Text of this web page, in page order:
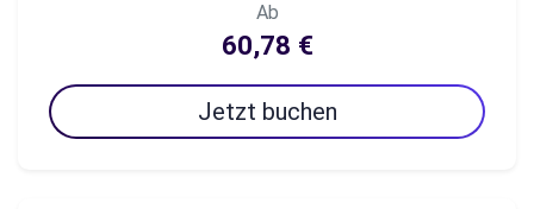
Ab
60,78 €
Jetzt buchen